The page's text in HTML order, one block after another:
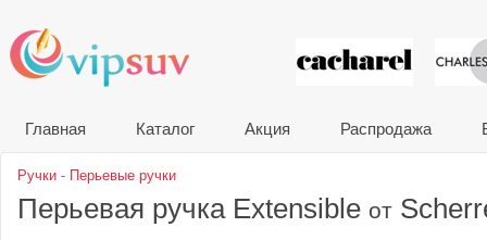
VIP
Главная Каталог Акция Распродажа
Ручки - Перьевые ручки
Перьевая ручка Extensible от